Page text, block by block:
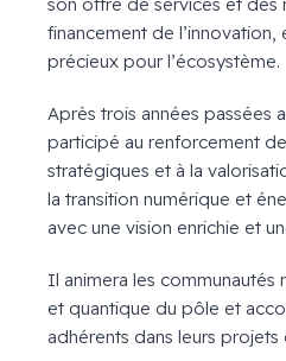
financement de l’innovation,
précieux pour l’écosystème.
Après trois années passées
participé au renforcement
stratégiques et à la
la transition numérique et
avec une vision enrichie et
Il animera les
et quantique du pôle et
adhérents dans leurs projets